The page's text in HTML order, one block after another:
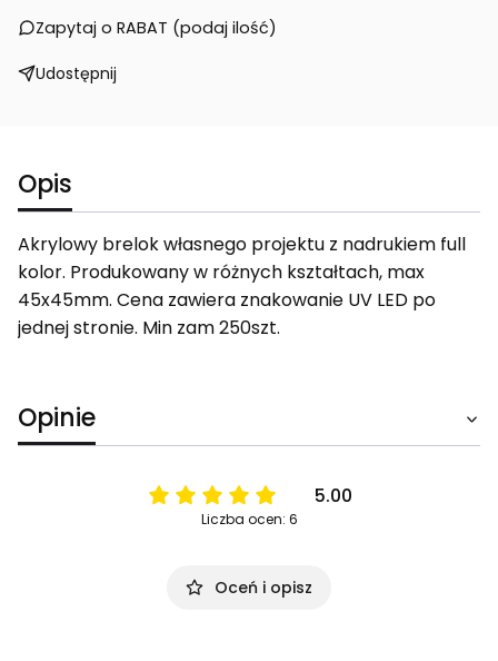
Zapytaj o RABAT (podaj ilość)
Udostępnij
Opis
Akrylowy brelok własnego projektu z nadrukiem full
kolor. Produkowany w różnych kształtach, max
45x45mm. Cena zawiera znakowanie UV LED po
jednej stronie. Min zam 250szt.
Opinie
5.00
Liczba ocen: 6
Oceń i opisz